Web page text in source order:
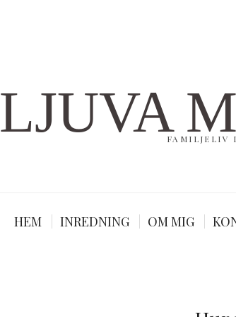
LJUVAFAMILJELIV
HEM INREDNING OM MIG